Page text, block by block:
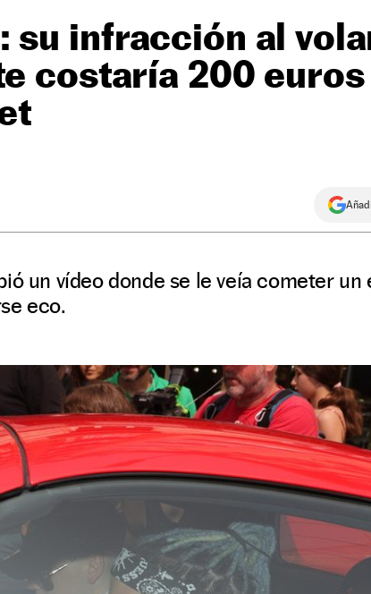
su infracción al
costaría 200
un vídeo donde se le veía cometer un
eco.